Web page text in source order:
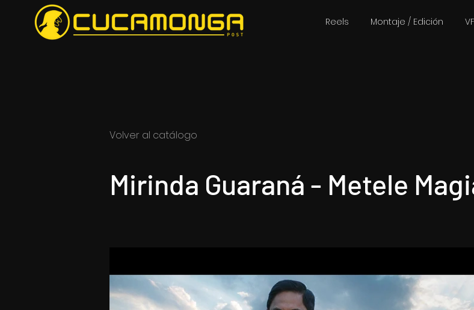
Reels Montaje / Edición
Volver al catálogo
Mirinda Guaraná - Metele